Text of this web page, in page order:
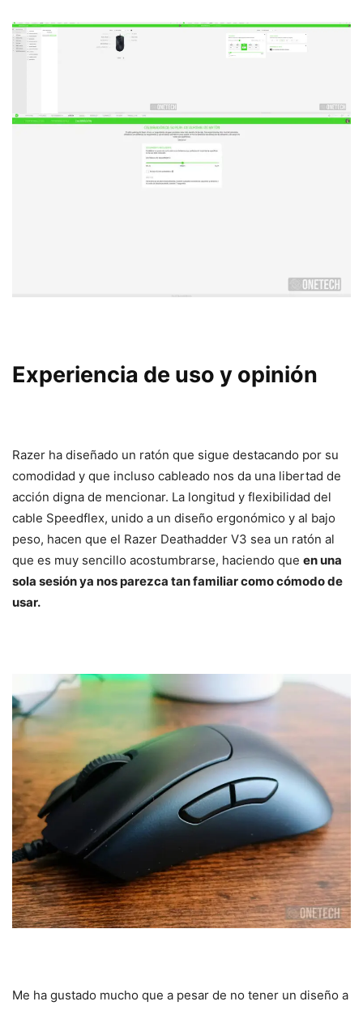
Experiencia de uso y opinión
Razer ha diseñado un ratón que sigue destacando por su
comodidad y que incluso cableado nos da una libertad de
acción digna de mencionar. La longitud y flexibilidad del
cable Speedflex, unido a un diseño ergonómico y al bajo
peso, hacen que el Razer Deathadder V3 sea un ratón al
que es muy sencillo acostumbrarse, haciendo que en una
sola sesión ya nos parezca tan familiar como cómodo de
usar.
Me ha gustado mucho que a pesar de no tener un diseño a